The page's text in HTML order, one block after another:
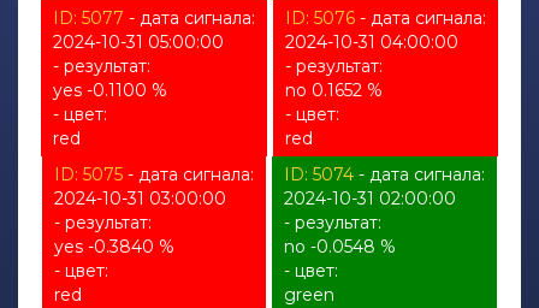
ID: 5077 - дата сигнала:
2024-10-31 05:00:00
- результат:
yes -0.1100 %
- цвет:
red
ID: 5076- дата сигнала:
2024-10-31 04:00:00
- результат:
no 0.1652 %
- цвет:
red
ID: 5075 - дата сигнала:
2024-10-31 03:00:00
- результат:
yes -0.3840 %
- цвет:
red
ID: 5074 - дата сигнала:
2024-10-31 02:00:00
- результат:
no -0.0548 %
- цвет:
green